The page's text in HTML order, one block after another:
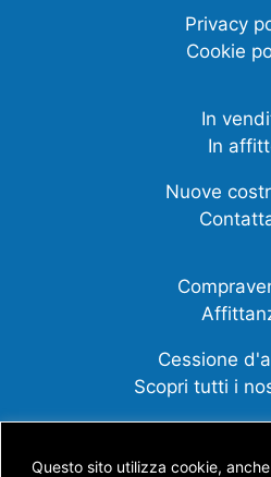
Questo sito utilizza cookie,
Privacy
Cookie
In
In
Nuove
Cessione
Scopri tutti i